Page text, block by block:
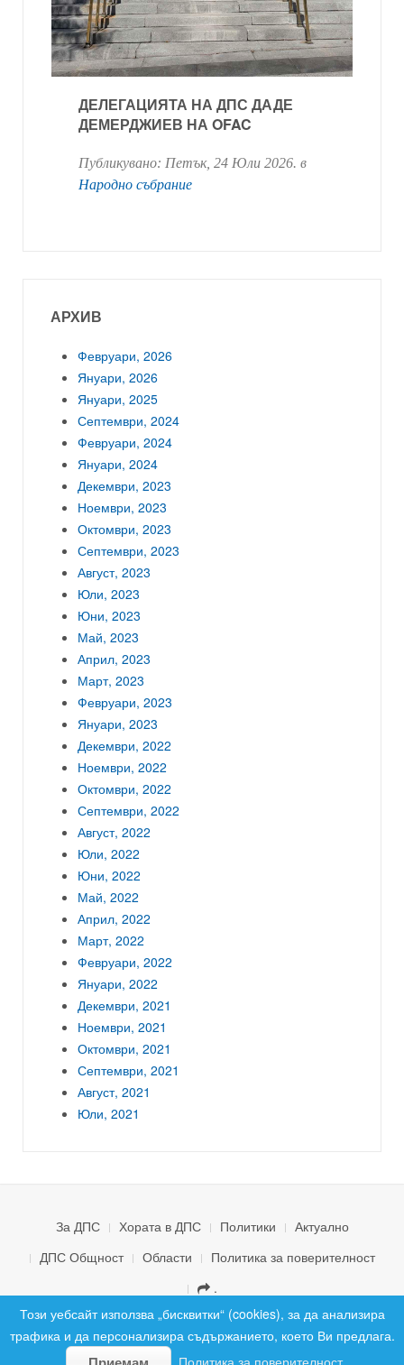
ДЕЛЕГАЦИЯТА НА ДПС ДАДЕ
ДЕМЕРДЖИЕВ НА OFAC
Публикувано: Петък, 24 Юли 2026. в
Народно събрание
АРХИВ
Февруари, 2026
Януари, 2026
Януари, 2025
Септември, 2024
Февруари, 2024
Януари, 2024
Декември, 2023
Ноември, 2023
Октомври, 2023
Септември, 2023
Август, 2023
Юли, 2023
Юни, 2023
Май, 2023
Април, 2023
Март, 2023
Февруари, 2023
Януари, 2023
Декември, 2022
Ноември, 2022
Октомври, 2022
Септември, 2022
Август, 2022
Юли, 2022
Юни, 2022
Май, 2022
Април, 2022
Март, 2022
Февруари, 2022
Януари, 2022
Декември, 2021
Ноември, 2021
Октомври, 2021
Септември, 2021
Август, 2021
Юли, 2021
За ДПС Хората в ДПС Политики
Актуално
ДПС Общност
Области
Политика за поверителност
.
© 2026 ДПС България. Всички права запазени.
Този уебсайт използва „бисквитки“ (cookies), за да анализира
трафика и да персонализира съдържанието, което Ви предлага.
Политика за поверителност